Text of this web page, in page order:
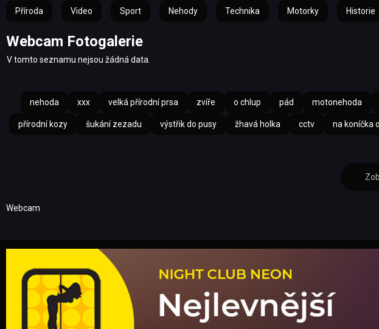
Příroda Video Sport Nehody Technika Motorky Historie
Webcam Fotogalerie
V tomto seznamu nejsou žádná data.
nehoda xxx velká přírodní prsa zvíře o chlup pád motonehoda
přírodní kozy šukání zezadu výstřik do pusy žhavá holka cctv na koníčka
Webcam